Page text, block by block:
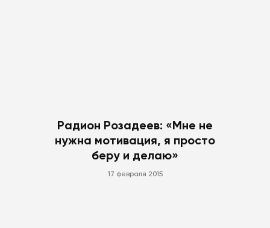
Радион Розадеев: «Мне не
нужна мотивация, я просто
беру и делаю»
17 февраля 2015